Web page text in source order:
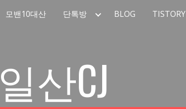
Skip to navigation
모밴10대산 단톡방 BLOG TISTORY
일산CJ